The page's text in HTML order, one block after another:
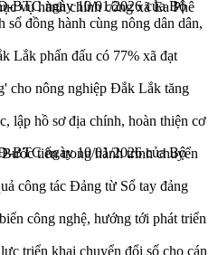
vụ hành chính công xã Ea Phê
số đồng hành cùng nông dân dân,
Lắk phấn đấu có 77% xã đạt
cho nông nghiệp Đắk Lắk tăng
lập hồ sơ địa chính, hoàn thiện cơ
tiến trong hành trình chuyển
công tác Đảng từ Sổ tay đảng
công nghệ, hướng tới phát triển
triển khai chuyển đổi số cho cán
BTC ngày 10/01/2026 của Bộ
BTC ngày 10/01/2026 của Bộ